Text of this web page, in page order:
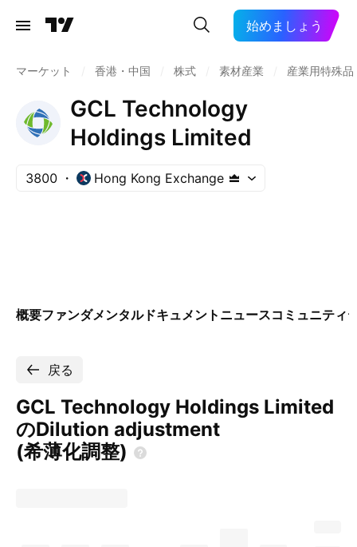
始めましょう
マーケット 香港・中国 株式 素材産業 産業用特殊品
GCL Technology
Holdings Limited
3800 Hong Kong Exchange
概要ファンダメンタルドキュメント ニュースコミュニティ
戻る
GCL Technology Holdings Limited
のDilution adjustment
(希薄化調整)